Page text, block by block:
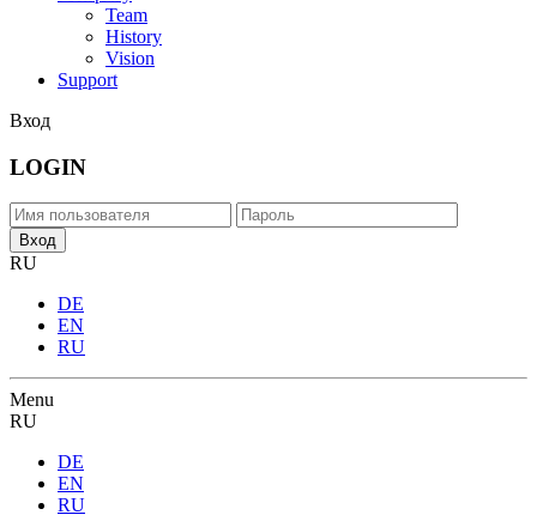
Team
History
Vision
Support
Вход
LOGIN
RU
DE
EN
RU
Menu
RU
DE
EN
RU